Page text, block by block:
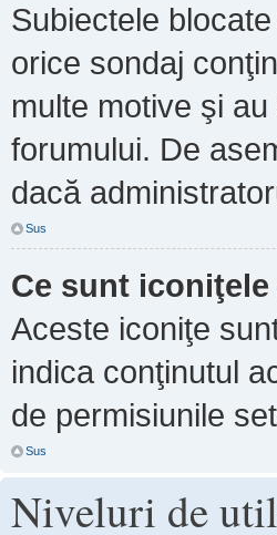
Subiectele
orice sondaj
multe motive şi
forumului. De
dacă
Sus
Ce sunt
Aceste iconiţe
indica conţinutul
de permisiunile
Sus
Niveluri de